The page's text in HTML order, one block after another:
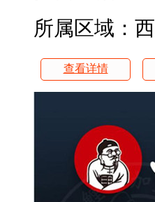
所属区域：
查看详情